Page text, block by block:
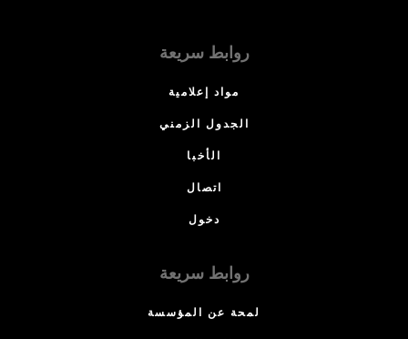
روابط سريعة
مواد إعلامية
الجدول الزمني
الأخبا
اتصال
دخول
روابط سريعة
لمحة عن المؤسسة